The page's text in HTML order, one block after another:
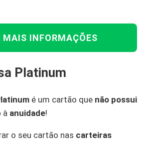
MAIS INFORMAÇÕES
Platinum
é um cartão que não possui
à anuidade!
o seu cartão nas carteiras